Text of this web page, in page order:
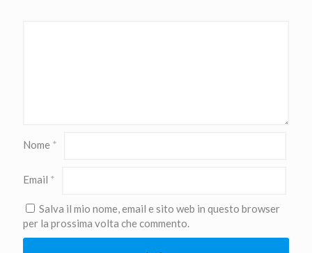
Nome *
Email *
Salva il mio nome, email e sito web in questo browser
per la prossima volta che commento.